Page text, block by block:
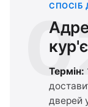
СПОСІБ
Термін:
дверей